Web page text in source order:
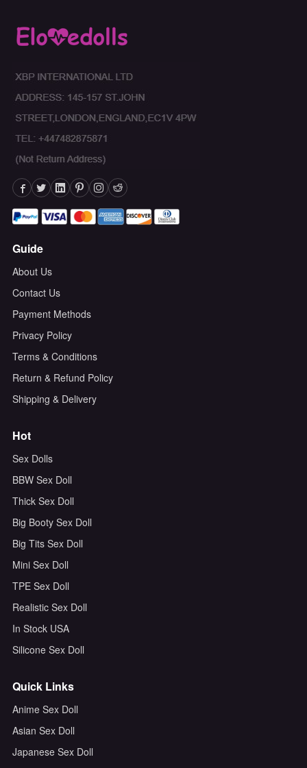
Guide
About Us
Contact Us
Payment Methods
Privacy Policy
Terms & Conditions
Return & Refund Policy
Shipping & Delivery
Hot
Sex Dolls
BBW Sex Doll
Thick Sex Doll
Big Booty Sex Doll
Big Tits Sex Doll
Mini Sex Doll
TPE Sex Doll
Realistic Sex Doll
In Stock USA
Silicone Sex Doll
Quick Links
Anime Sex Doll
Asian Sex Doll
Japanese Sex Doll